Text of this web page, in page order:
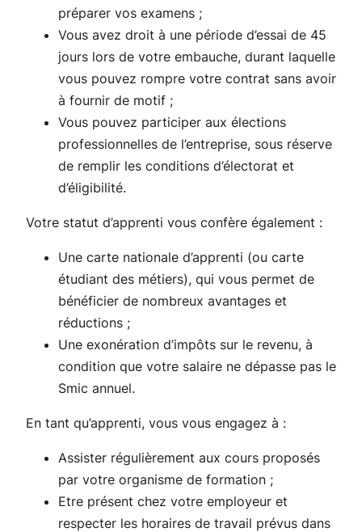
préparer vos examens ;
Vous avez droit à une période d’essai de 45
jours lors de votre embauche, durant laquelle
vous pouvez rompre votre contrat sans avoir
à fournir de motif ;
Vous pouvez participer aux élections
professionnelles de l’entreprise, sous réserve
de remplir les conditions d’électorat et
d’éligibilité.
Votre statut d’apprenti vous confère également :
Une carte nationale d’apprenti (ou carte
étudiant des métiers), qui vous permet de
bénéficier de nombreux avantages et
réductions ;
Une exonération d’impôts sur le revenu, à
condition que votre salaire ne dépasse pas le
Smic annuel.
En tant qu’apprenti, vous vous engagez à :
Assister régulièrement aux cours proposés
par votre organisme de formation ;
Etre présent chez votre employeur et
respecter les horaires de travail prévus dans